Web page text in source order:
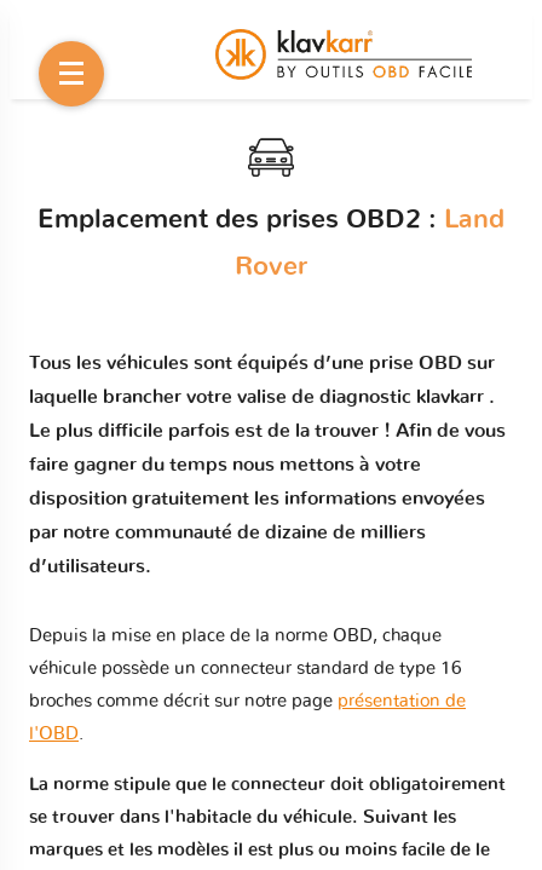
Emplacement des prises OBD2 : Land
Rover
Tous les véhicules sont équipés d’une prise OBD sur
laquelle brancher votre valise de diagnostic klavkarr .
Le plus difficile parfois est de la trouver ! Afin de vous
faire gagner du temps nous mettons à votre
disposition gratuitement les informations envoyées
par notre communauté de dizaine de milliers
d’utilisateurs.
Depuis la mise en place de la norme OBD, chaque
véhicule possède un connecteur standard de type 16
broches comme décrit sur notre page présentation de
l'OBD.
La norme stipule que le connecteur doit obligatoirement
se trouver dans l'habitacle du véhicule. Suivant les
marques et les modèles il est plus ou moins facile de le